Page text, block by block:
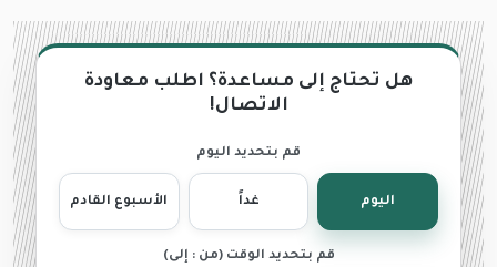
هل تحتاج إلى مساعدة؟ اطلب معاودة
الاتصال!
قم بتحديد اليوم
اليوم غداً الأسبوع القادم
قم بتحديد الوقت (من : إلى)